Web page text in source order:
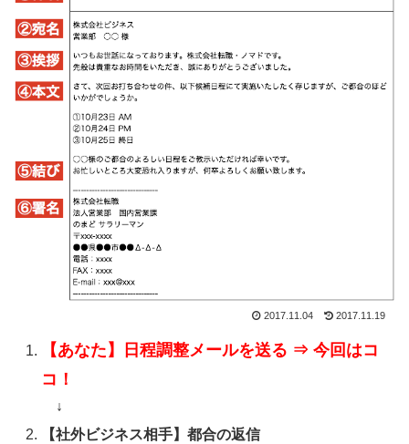
2017.11.04 2017.11.19
【あなた】日程調整メールを送る ⇒ 今回はコ
コ！
↓
【社外ビジネス相手】都合の返信